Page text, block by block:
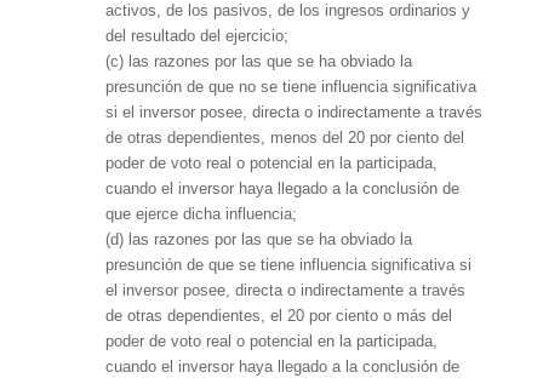
activos, de los pasivos, de los ingresos ordinarios y
del resultado del ejercicio;
(c) las razones por las que se ha obviado la
presunción de que no se tiene influencia significativa
si el inversor posee, directa o indirectamente a través
de otras dependientes, menos del 20 por ciento del
poder de voto real o potencial en la participada,
cuando el inversor haya llegado a la conclusión de
que ejerce dicha influencia;
(d) las razones por las que se ha obviado la
presunción de que se tiene influencia significativa si
el inversor posee, directa o indirectamente a través
de otras dependientes, el 20 por ciento o más del
poder de voto real o potencial en la participada,
cuando el inversor haya llegado a la conclusión de